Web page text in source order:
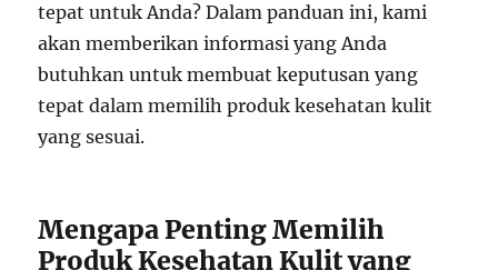
tepat untuk Anda? Dalam panduan ini, kami
akan memberikan informasi yang Anda
butuhkan untuk membuat keputusan yang
tepat dalam memilih produk kesehatan kulit
yang sesuai.
Mengapa Penting Memilih
Produk Kesehatan Kulit yang